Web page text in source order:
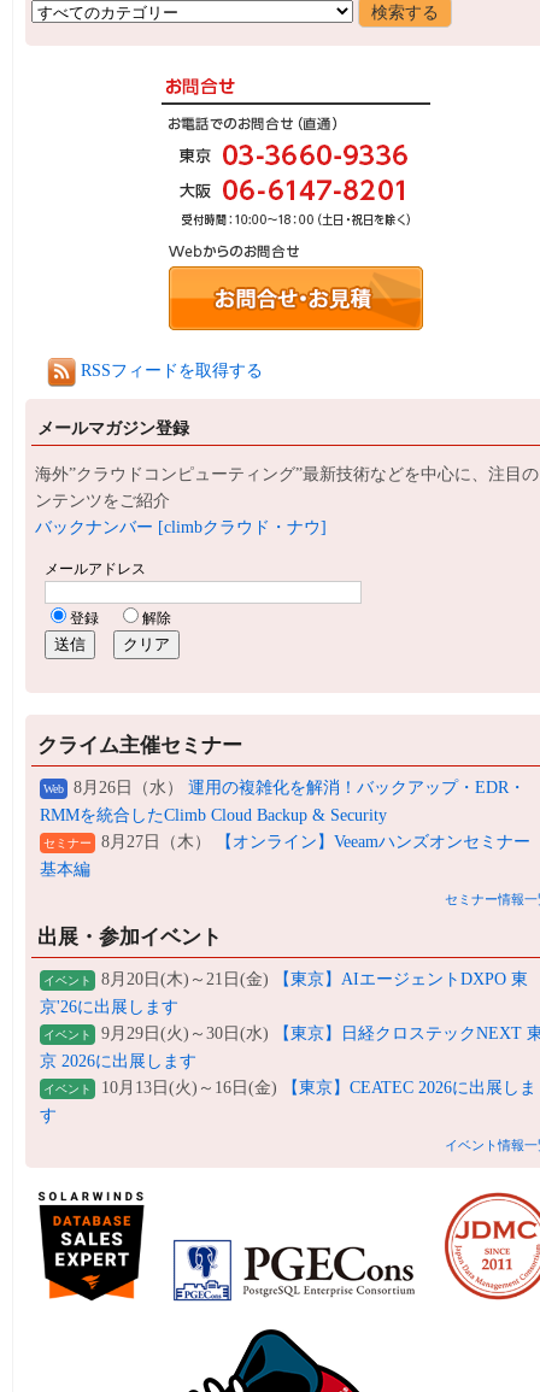
RSSフィードを取得する
メールマガジン登録
海外”クラウドコンピューティング”最新技術などを中心に、注目
ンテンツをご紹介
バックナンバー [climbクラウド・ナウ]
クライム主催セミナー
Web 8月26日（水） 運用の複雑化を解消！バックアップ・EDR・
RMMを統合したClimb Cloud Backup & Security
セミナー 8月27日（木）
【オンライン】Veeamハンズオンセミナー
基本編
セミナー情報一
出展・参加イベント
イベント 8月20日(木)～21日(金)
【東京】AIエージェントDXPO 東
京'26に出展します
イベント 9月29日(火)～30日(水)
【東京】日経クロステックNEXT
京 2026に出展します
イベント 10月13日(火)～16日(金)
【東京】CEATEC 2026に出展しま
す
イベント情報一